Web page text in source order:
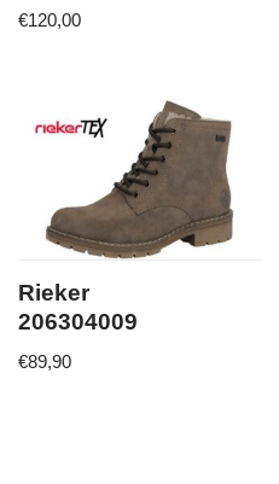
€120,00
Rieker
206304009
€89,90